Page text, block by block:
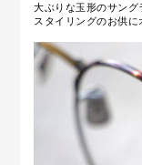
大ぶりな玉形のサング
スタイリングのお供に